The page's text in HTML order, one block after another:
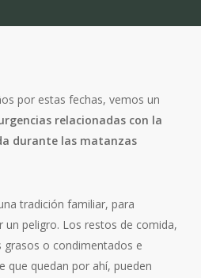
por estas fechas, vemos un
relacionadas con la
durante las matanzas
tradición familiar, para
un peligro. Los restos de comida,
grasos o condimentados e
que quedan por ahí, pueden